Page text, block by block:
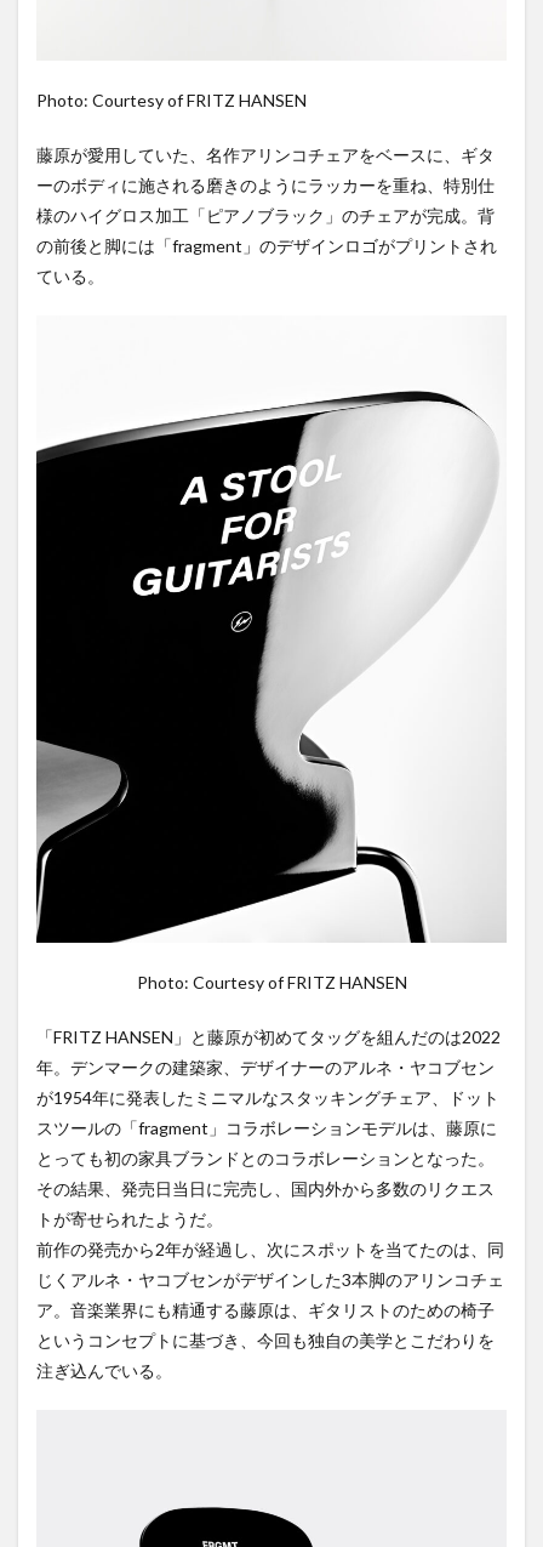
Photo: Courtesy of FRITZ HANSEN
藤原が愛用していた、名作アリンコチェアをベースに、ギタ
ーのボディに施される磨きのようにラッカーを重ね、特別仕
様のハイグロス加工「ピアノブラック」のチェアが完成。背
の前後と脚には「fragment」のデザインロゴがプリントされ
ている。
Photo: Courtesy of FRITZ HANSEN
「FRITZ HANSEN」と藤原が初めてタッグを組んだのは2022
年。デンマークの建築家、デザイナーのアルネ・ヤコブセン
が1954年に発表したミニマルなスタッキングチェア、ドット
スツールの「fragment」コラボレーションモデルは、藤原に
とっても初の家具ブランドとのコラボレーションとなった。
その結果、発売日当日に完売し、国内外から多数のリクエス
トが寄せられたようだ。
前作の発売から2年が経過し、次にスポットを当てたのは、同
じくアルネ・ヤコブセンがデザインした3本脚のアリンコチェ
ア。音楽業界にも精通する藤原は、ギタリストのための椅子
というコンセプトに基づき、今回も独自の美学とこだわりを
注ぎ込んでいる。